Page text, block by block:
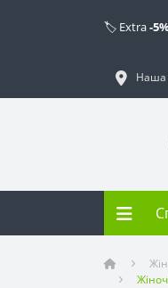
🏷️ Extra-
Наша